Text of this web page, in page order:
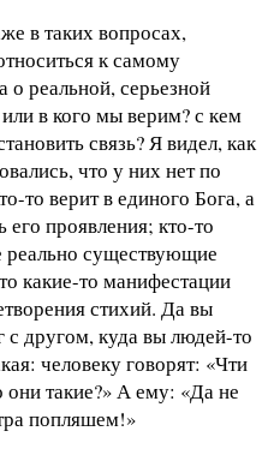
в таких вопросах,
к самому
реальной, серьезной
в кого мы верим? с кем
связь? Я видел, как
что у них нет по
то верит в единого Бога, а
его проявления; кто-то
реально существующие
какие-то манифестации
стихий. Да вы
с другом, куда вы людей-то
человеку говорят: «Чти
такие?» А ему: «Да не
попляшем!»